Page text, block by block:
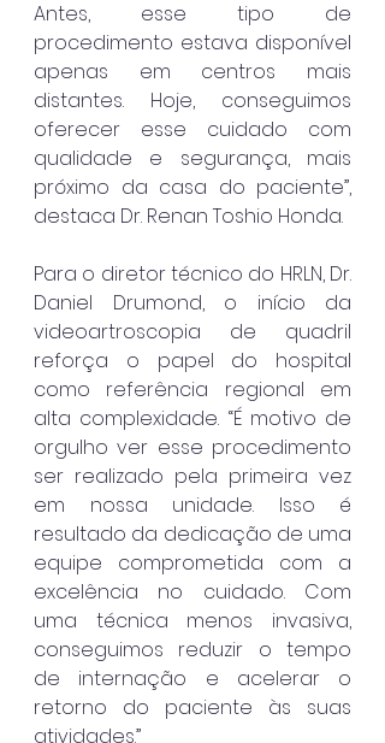
Antes, esse tipo de
procedimento estava disponível
apenas em centros mais
distantes. Hoje, conseguimos
oferecer esse cuidado com
qualidade e segurança, mais
próximo da casa do paciente”,
destaca Dr. Renan Toshio Honda.
Para o diretor técnico do HRLN, Dr.
Daniel Drumond, o início da
videoartroscopia de quadril
reforça o papel do hospital
como referência regional em
alta complexidade. “É motivo de
orgulho ver esse procedimento
ser realizado pela primeira vez
em nossa unidade. Isso é
resultado da dedicação de uma
equipe comprometida com a
excelência no cuidado. Com
uma técnica menos invasiva,
conseguimos reduzir o tempo
de internação e acelerar o
retorno do paciente às suas
atividades.”